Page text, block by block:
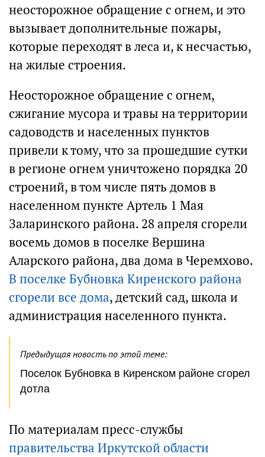
неосторожное обращение с огнем, и это
вызывает дополнительные пожары,
которые переходят в леса и, к несчастью,
на жилые строения.
Неосторожное обращение с огнем,
сжигание мусора и травы на территории
садоводств и населенных пунктов
привели к тому, что за прошедшие сутки
в регионе огнем уничтожено порядка 20
строений, в том числе пять домов в
населенном пункте Артель 1 Мая
Заларинского района. 28 апреля сгорели
восемь домов в поселке Вершина
Аларского района, два дома в Черемхово.
В поселке Бубновка Киренского района
сгорели все дома, детский сад, школа и
администрация населенного пункта.
Предыдущая новость по этой теме:
Поселок Бубновка в Киренском районе сгорел
дотла
По материалам пресс-службы
правительства Иркутской области